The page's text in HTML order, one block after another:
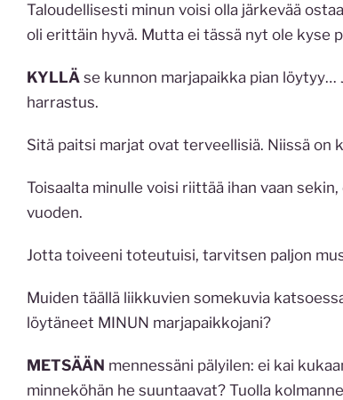
Taloudellisesti minun voisi olla järkevää
oli erittäin hyvä. Mutta ei tässä nyt ole kyse
KYLLÄse kunnon marjapaikka pian löytyy…
harrastus.
Sitä paitsi marjat ovat terveellisiä. Niissä on
Toisaalta minulle voisi riittää ihan vaan
vuoden.
Jotta toiveeni toteutuisi, tarvitsen paljon
Muiden täällä liikkuvien somekuvia
löytäneet MINUN marjapaikkojani?
METSÄÄN mennessäni pälyilen: ei kai
minneköhän he suuntaavat? Tuolla